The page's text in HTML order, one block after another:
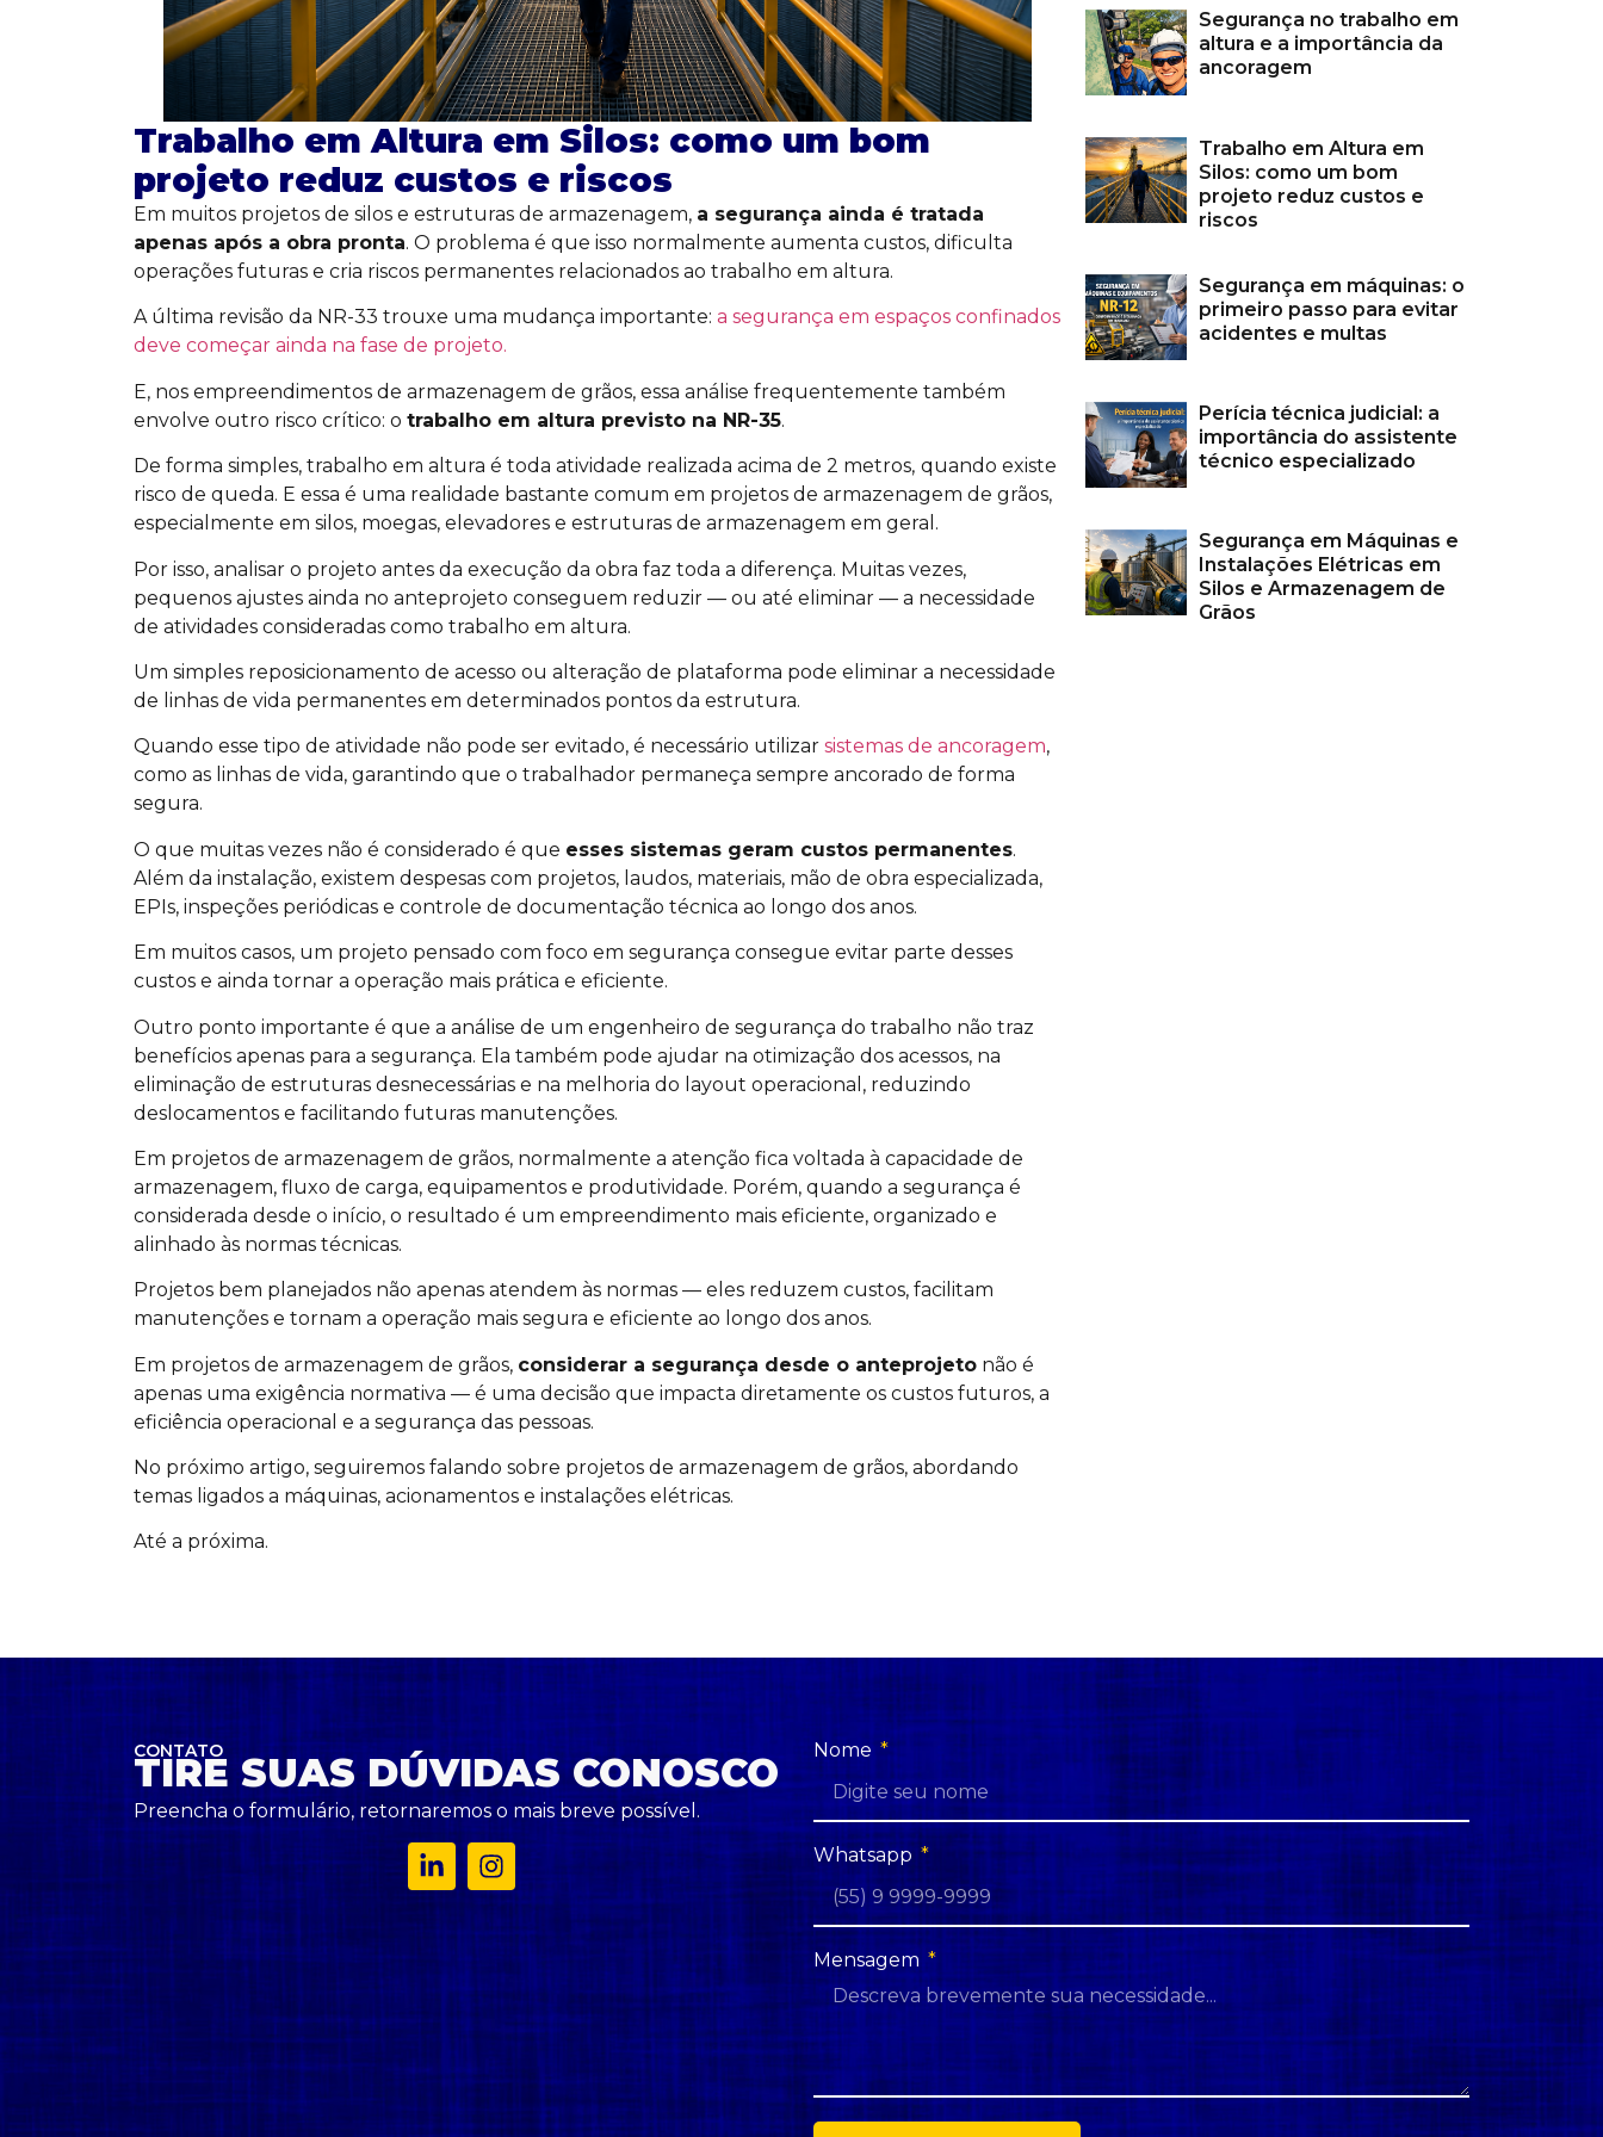
Trabalho em Altura em Silos: como um bom
projeto reduz custos e riscos
Em muitos projetos de silos e estruturas de armazenagem, a segurança ainda é tratada
apenas após a obra pronta. O problema é que isso normalmente aumenta custos, dificulta
operações futuras e cria riscos permanentes relacionados ao trabalho em altura.
A última revisão da NR-33 trouxe uma mudança importante: a segurança em espaços confinados
deve começar ainda na fase de projeto.
E, nos empreendimentos de armazenagem de grãos, essa análise frequentemente também
envolve outro risco crítico: o trabalho em altura previsto na NR-35.
De forma simples, trabalho em altura é toda atividade realizada acima de 2 metros, quando existe
risco de queda. E essa é uma realidade bastante comum em projetos de armazenagem de grãos,
especialmente em silos, moegas, elevadores e estruturas de armazenagem em geral.
Por isso, analisar o projeto antes da execução da obra faz toda a diferença. Muitas vezes,
pequenos ajustes ainda no anteprojeto conseguem reduzir — ou até eliminar — a necessidade
de atividades consideradas como trabalho em altura.
Um simples reposicionamento de acesso ou alteração de plataforma pode eliminar a necessidade
de linhas de vida permanentes em determinados pontos da estrutura.
Quando esse tipo de atividade não pode ser evitado, é necessário utilizar sistemas de ancoragem,
como as linhas de vida, garantindo que o trabalhador permaneça sempre ancorado de forma
segura.
O que muitas vezes não é considerado é que esses sistemas geram custos permanentes.
Além da instalação, existem despesas com projetos, laudos, materiais, mão de obra especializada,
EPIs, inspeções periódicas e controle de documentação técnica ao longo dos anos.
Em muitos casos, um projeto pensado com foco em segurança consegue evitar parte desses
custos e ainda tornar a operação mais prática e eficiente.
Outro ponto importante é que a análise de um engenheiro de segurança do trabalho não traz
benefícios apenas para a segurança. Ela também pode ajudar na otimização dos acessos, na
eliminação de estruturas desnecessárias e na melhoria do layout operacional, reduzindo
deslocamentos e facilitando futuras manutenções.
Em projetos de armazenagem de grãos, normalmente a atenção fica voltada à capacidade de
armazenagem, fluxo de carga, equipamentos e produtividade. Porém, quando a segurança é
considerada desde o início, o resultado é um empreendimento mais eficiente, organizado e
alinhado às normas técnicas.
Projetos bem planejados não apenas atendem às normas — eles reduzem custos, facilitam
manutenções e tornam a operação mais segura e eficiente ao longo dos anos.
Em projetos de armazenagem de grãos, considerar a segurança desde o anteprojeto não é
apenas uma exigência normativa — é uma decisão que impacta diretamente os custos futuros, a
eficiência operacional e a segurança das pessoas.
No próximo artigo, seguiremos falando sobre projetos de armazenagem de grãos, abordando
temas ligados a máquinas, acionamentos e instalações elétricas.
Até a próxima.
Segurança no trabalho em
altura e a importância da
ancoragem
Trabalho em Altura em
Silos: como um bom
projeto reduz custos e
riscos
Segurança em máquinas: o
primeiro passo para evitar
acidentes e multas
Perícia técnica judicial: a
importância do assistente
técnico especializado
Segurança em Máquinas e
Instalações Elétricas em
Silos e Armazenagem de
Grãos
CONTATO
TIRE SUAS DÚVIDAS CONOSCO
Preencha o formulário, retornaremos o mais breve possível.
Nome
Whatsapp
Mensagem